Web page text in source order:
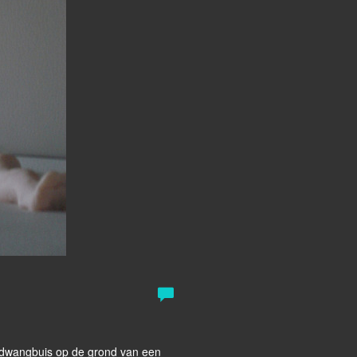
op de grond van een